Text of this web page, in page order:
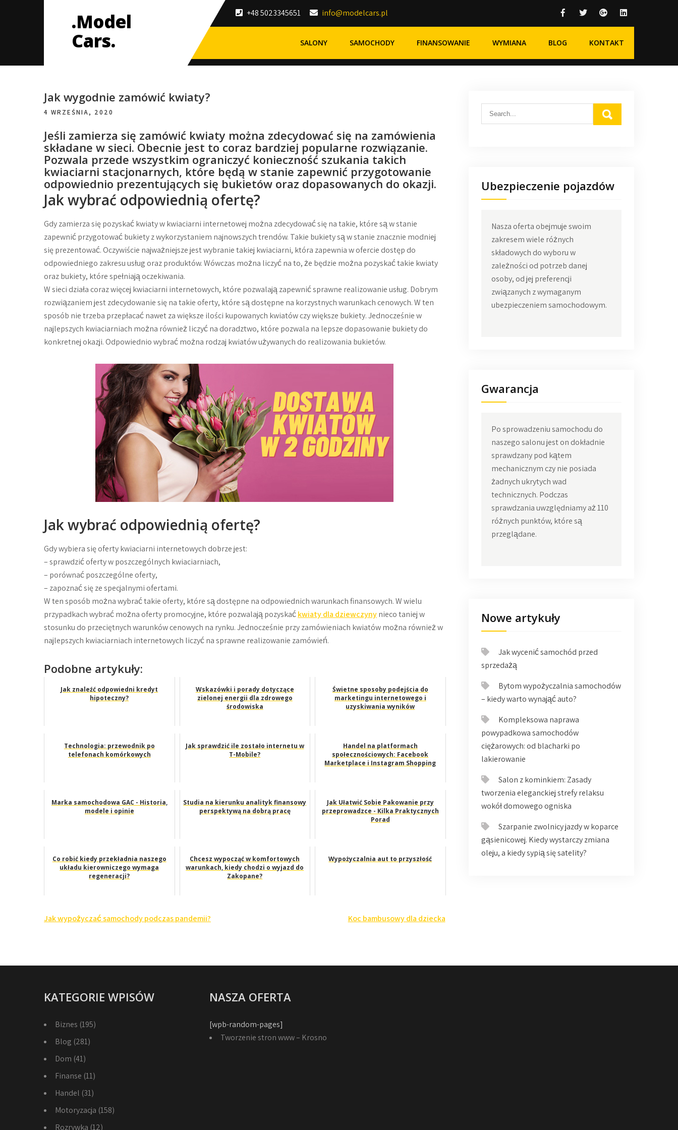
+48 5023345651 info@modelcars.pl
.Model
Cars.
SALONY SAMOCHODY FINANSOWANIE WYMIANA BLOG KONTAKT
Jak wygodnie zamówić kwiaty?
4 WRZEŚNIA, 2020
Jeśli zamierza się zamówić kwiaty można zdecydować się na zamówienia
składane w sieci. Obecnie jest to coraz bardziej popularne rozwiązanie.
Pozwala przede wszystkim ograniczyć konieczność szukania takich
kwiaciarni stacjonarnych, które będą w stanie zapewnić przygotowanie
odpowiednio prezentujących się bukietów oraz dopasowanych do okazji.
Jak wybrać odpowiednią ofertę?
Gdy zamierza się pozyskać kwiaty w kwiaciarni internetowej można zdecydować się na takie, które są w stanie
zapewnić przygotować bukiety z wykorzystaniem najnowszych trendów. Takie bukiety są w stanie znacznie modniej
się prezentować. Oczywiście najważniejsze jest wybranie takiej kwiaciarni, która zapewnia w ofercie dostęp do
odpowiedniego zakresu usług oraz produktów. Wówczas można liczyć na to, że będzie można pozyskać takie kwiaty
oraz bukiety, które spełniają oczekiwania.
W sieci działa coraz więcej kwiaciarni internetowych, które pozwalają zapewnić sprawne realizowanie usług. Dobrym
rozwiązaniem jest zdecydowanie się na takie oferty, które są dostępne na korzystnych warunkach cenowych. W ten
sposób nie trzeba przepłacać nawet za większe ilości kupowanych kwiatów czy większe bukiety. Jednocześnie w
najlepszych kwiaciarniach można również liczyć na doradztwo, które pozwala na lepsze dopasowanie bukiety do
konkretnej okazji. Odpowiednio wybrać można rodzaj kwiatów używanych do realizowania bukietów.
Jak wybrać odpowiednią ofertę?
Gdy wybiera się oferty kwiaciarni internetowych dobrze jest:
– sprawdzić oferty w poszczególnych kwiaciarniach,
– porównać poszczególne oferty,
– zapoznać się ze specjalnymi ofertami.
W ten sposób można wybrać takie oferty, które są dostępne na odpowiednich warunkach finansowych. W wielu
przypadkach wybrać można oferty promocyjne, które pozwalają pozyskaćkwiaty dla dziewczynynieco taniej w
stosunku do przeciętnych warunków cenowych na rynku. Jednocześnie przy zamówieniach kwiatów można również w
najlepszych kwiaciarniach internetowych liczyć na sprawne realizowanie zamówień.
Podobne artykuły:
Jak znaleźć odpowiedni kredyt
hipoteczny?
Wskazówki i porady dotyczące
zielonej energii dla zdrowego
środowiska
Świetne sposoby podejścia do
marketingu internetowego i
uzyskiwania wyników
Technologia: przewodnik po
telefonach komórkowych
Jak sprawdzić ile zostało internetu w
T-Mobile?
Handel na platformach
społecznościowych: Facebook
Marketplace i Instagram Shopping
Marka samochodowa GAC - Historia,
modele i opinie
Studia na kierunku analityk finansowy
perspektywą na dobrą pracę
Jak Ułatwić Sobie Pakowanie przy
przeprowadzce - Kilka Praktycznych
Porad
Co robić kiedy przekładnia naszego
układu kierowniczego wymaga
regeneracji?
Chcesz wypocząć w komfortowych
warunkach, kiedy chodzi o wyjazd do
Zakopane?
Wypożyczalnia aut to przyszłość
Nawigacja
Jak wypożyczać samochody podczas pandemii? Koc bambusowy dla dziecka
Ubezpieczenie pojazdów
Nasza oferta obejmuje swoim
zakresem wiele różnych
składowych do wyboru w
zależności od potrzeb danej
osoby, od jej preferencji
związanych z wymaganym
ubezpieczeniem samochodowym.
Gwarancja
Po sprowadzeniu samochodu do
naszego salonu jest on dokładnie
sprawdzany pod kątem
mechanicznym czy nie posiada
żadnych ukrytych wad
technicznych. Podczas
sprawdzania uwzględniamy aż 110
różnych punktów, które są
przeglądane.
Nowe artykuły
Jak wycenić samochód przed
sprzedażą
Bytom wypożyczalnia samochodów
– kiedy warto wynająć auto?
Kompleksowa naprawa
powypadkowa samochodów
ciężarowych: od blacharki po
lakierowanie
Salon z kominkiem: Zasady
tworzenia eleganckiej strefy relaksu
wokół domowego ogniska
Szarpanie zwolnicy jazdy w koparce
gąsienicowej. Kiedy wystarczy zmiana
oleju, a kiedy sypią się satelity?
KATEGORIE WPISÓW
Biznes (195)
Blog (281)
Dom (41)
Finanse (11)
Handel (31)
Motoryzacja (158)
Rozrywka (12)
NASZA OFERTA
[wpb-random-pages]
Tworzenie stron www – Krosno